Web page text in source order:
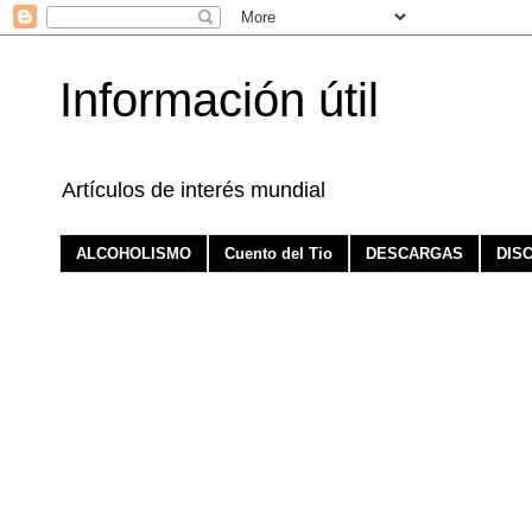
Información útil
Artículos de interés mundial
ALCOHOLISMO Cuento del Tio DESCARGAS